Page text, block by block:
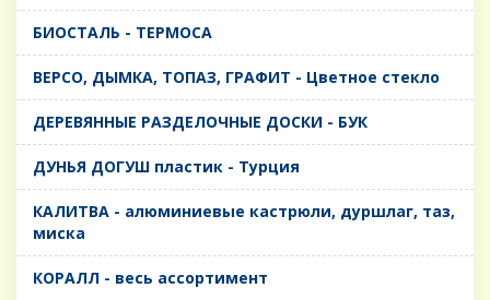
БИОСТАЛЬ - ТЕРМОСА
ВЕРСО, ДЫМКА, ТОПАЗ, ГРАФИТ - Цветное стекло
ДЕРЕВЯННЫЕ РАЗДЕЛОЧНЫЕ ДОСКИ - БУК
ДУНЬЯ ДОГУШ пластик - Турция
КАЛИТВА - алюминиевые кастрюли, дуршлаг, таз,
миска
КОРАЛЛ - весь ассортимент